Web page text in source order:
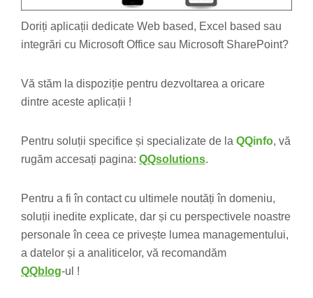
Doriți aplicații dedicate Web based, Excel based sau
integrări cu Microsoft Office sau Microsoft SharePoint?
Vă stăm la dispoziție pentru dezvoltarea a oricare
dintre aceste aplicații !
Pentru soluții specifice și specializate de la QQinfo, vă
rugăm accesați pagina: QQsolutions.
Pentru a fi în contact cu ultimele noutăți în domeniu,
soluții inedite explicate, dar și cu perspectivele noastre
personale în ceea ce privește lumea managementului,
a datelor și a analiticelor, vă recomandăm
QQblog-ul !